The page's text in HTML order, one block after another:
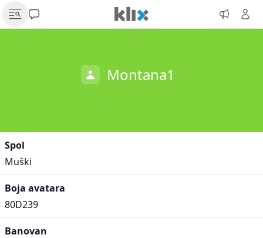
Montana1
Spol
Muški
Boja avatara
80D239
Banovan